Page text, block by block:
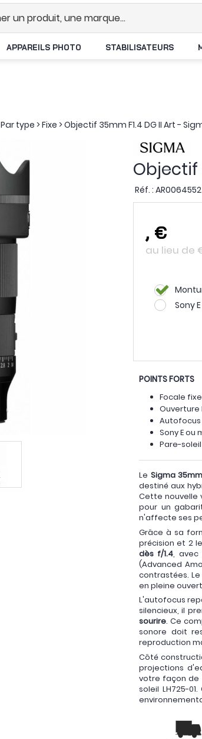
APPAREILS PHOTO STABILISATEURS
Par type >Fixe >Objectif 35mm F1.4 DG II Art -
Objectif
Réf. : AR0064552
, €
au lieu de
Sony E
POINTS FORTS
Focale
Ouverture
Autofocus
Sony E ou
Pare-soleil
Le Sigma
destiné aux
Cette nouvelle
pour un
n'affecte ses
Grâce à sa
précision et 2
dès f/1.4 ,
(Advanced
contrastées.
en pleine
L'autofocus
silencieux, il
sourire. Ce
sonore doit
reproduction
Côté
projections
votre façon de
soleil LH725-